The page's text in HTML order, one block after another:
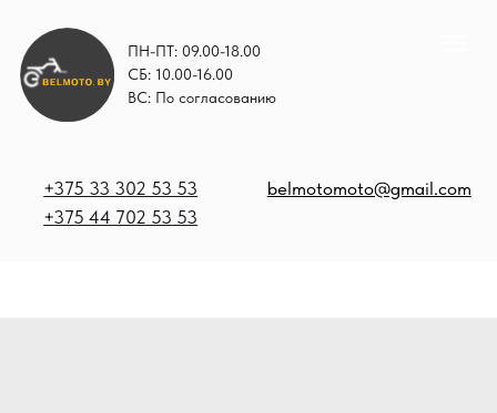
ПН-ПТ: 09.00-18.00
СБ: 10.00-16.00
ВС: По согласованию